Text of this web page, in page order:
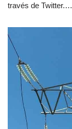
través de Twitter.…